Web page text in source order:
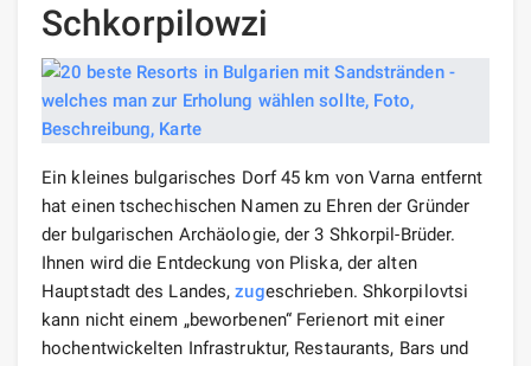
Schkorpilowzi
Ein kleines bulgarisches Dorf 45 km von Varna entfernt
hat einen tschechischen Namen zu Ehren der Gründer
der bulgarischen Archäologie, der 3 Shkorpil-Brüder.
Ihnen wird die Entdeckung von Pliska, der alten
Hauptstadt des Landes,zugeschrieben. Shkorpilovtsi
kann nicht einem „beworbenen“ Ferienort mit einer
hochentwickelten Infrastruktur, Restaurants, Bars und